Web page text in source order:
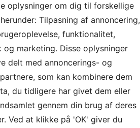
oplysninger om dig til forskellige
Tilpasning af annoncering,
funktionalitet,
og marketing. Disse oplysninger
delt med annoncerings- og
som kan kombinere dem
du tidligere har givet dem eller
gennem din brug af deres
Ved at klikke på 'OK' giver du